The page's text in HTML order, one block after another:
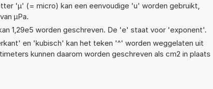
'µ' (= micro) kan een eenvoudige 'u' worden gebruikt,
µPa.
1,29e5 worden geschreven. De 'e' staat voor 'exponent'.
en 'kubisch' kan het teken '^' worden weggelaten uit
kunnen daarom worden geschreven als cm2 in plaats